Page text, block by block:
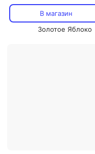
COSMETICSВ магазин
Золотое Яблоко